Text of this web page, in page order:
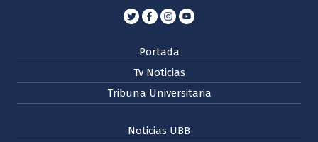
Portada
Tv Noticias
Tribuna Universitaria
Noticias UBB